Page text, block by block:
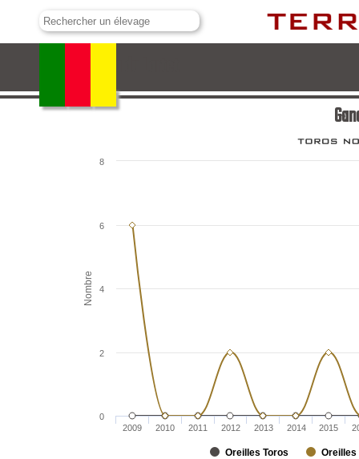
Nombre
Oreilles Toros Oreilles
2009 2010 2011 2012 2013 2014 2015
0
2
4
6
8